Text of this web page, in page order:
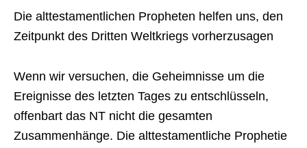
Die alttestamentlichen Propheten helfen uns, den
Zeitpunkt des Dritten Weltkriegs vorherzusagen
Wenn wir versuchen, die Geheimnisse um die
Ereignisse des letzten Tages zu entschlüsseln,
offenbart das NT nicht die gesamten
Zusammenhänge. Die alttestamentliche Prophetie